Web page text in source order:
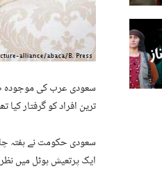
ترین افراد کو گرفتار کیا
ایک پرتعیش ہوٹل میں